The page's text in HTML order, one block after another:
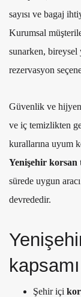
sayısı ve bagaj
Kurumsal
sunarken, bireysel
rezervasyon
Güvenlik ve
ve iç temizlikten
kurallarına uyum
Yenişehir korsan
sürede uygun
devrededir.
kapsamı
Şehir içi